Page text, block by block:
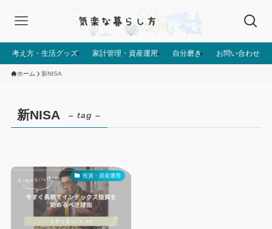
考え方・生活グッズ 家計管理・資産運用 自分磨き お問い合わせ
ホーム 新NISA
新NISA – tag –
投資・資産運用